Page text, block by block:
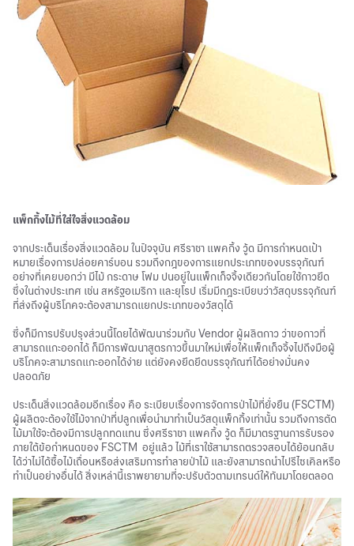
แพ็กกิ้งไม้ที่ใส่ใจสิ่งแวดล้อม
จากประเด็นเรื่องสิ่งแวดล้อม ในปัจจุบัน ศรีราชา แพคกิ้ง วู้ด มีการกำหนดเป้า
หมายเรื่องการปล่อยคาร์บอน รวมถึงกฎของการแยกประเภทของบรรจุภัณฑ์
อย่างที่เคยบอกว่า มีไม้ กระดาษ โฟม ปนอยู่ในแพ็กเก็จจิ้งเดียวกันโดยใช้กาวยึด
ซึ่งในต่างประเทศ เช่น สหรัฐอเมริกา และยุโรป เริ่มมีกฎระเบียบว่าวัสดุบรรจุภัณฑ์
ที่ส่งถึงผู้บริโภคจะต้องสามารถแยกประเภทของวัสดุได้
ซึ่งก็มีการปรับปรุงส่วนนี้โดยได้พัฒนาร่วมกับ Vendor ผู้ผลิตกาว ว่าขอกาวที่
สามารถแกะออกได้ ก็มีการพัฒนาสูตรกาวขึ้นมาใหม่เพื่อให้แพ็กเก็จจิ้งไปถึงมือผู้
บริโภคจะสามารถแกะออกได้ง่าย แต่ยังคงยึดยึดบรรจุภัณฑ์ได้อย่างมั่นคง
ปลอดภัย
ประเด็นสิ่งแวดล้อมอีกเรื่อง คือ ระเบียบเรื่องการจัดการป่าไม้ที่ยั่งยืน (FSCTM)
ผู้ผลิตจะต้องใช้ไม้จากป่าที่ปลูกเพื่อนำมาทำเป็นวัสดุแพ็กกิ้งเท่านั้น รวมถึงการตัด
ไม้มาใช้จะต้องมีการปลูกทดแทน ซึ่งศรีราชา แพคกิ้ง วู้ด ก็มีมาตรฐานการรับรอง
ภายใต้ข้อกำหนดของ FSCTM อยู่แล้ว ไม้ที่เราใช้สามารถตรวจสอบได้ย้อนกลับ
ได้ว่าไม่ได้ซื้อไม้เถื่อนหรือส่งเสริมการทำลายป่าไม้ และยังสามารถนำไปรีไซเคิลหรือ
ทำเป็นอย่างอื่นได้ สิ่งเหล่านี้เราพยายามที่จะปรับตัวตามเทรนด์ให้ทันมาโดยตลอด